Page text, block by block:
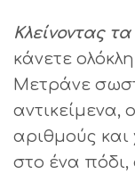
Κλείνοντας
κάνετε
Μετράνε
αντικείμενα,
αριθμούς
στο ένα πόδι,